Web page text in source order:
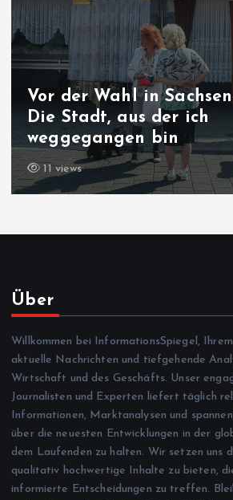
Vor der Wahl in
Die Stadt, aus der ich
weggegangen bin
11 views
Über
Willkommen bei InformationsSpiegel,
aktuelle Nachrichten und tiefgehende
Wirtschaft und des Geschäfts. Unser
Journalisten und Experten liefert täglich
Informationen, Marktanalysen und
über die neuesten Entwicklungen in der
dem Laufenden zu halten. Wir setzen uns
qualitativ hochwertige Inhalte zu bieten,
informierte Entscheidungen zu treffen.